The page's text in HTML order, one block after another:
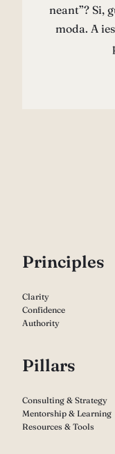
neant”? Si,
moda. A
Principles
Clarity
Confidence
Authority
Pillars
Consulting & Strategy
Mentorship & Learning
Resources & Tools